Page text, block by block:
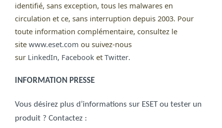
identifié, sans exception, tous les malwares en
circulation et ce, sans interruption depuis 2003. Pour
toute information complémentaire, consultez le
site www.eset.com ou suivez-nous
sur LinkedIn, Facebook et Twitter.
INFORMATION PRESSE
Vous désirez plus d’informations sur ESET ou tester un
produit ? Contactez :